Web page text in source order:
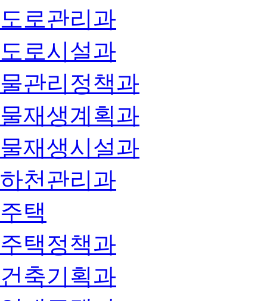
도로관리과
도로시설과
물관리정책과
물재생계획과
물재생시설과
하천관리과
주택
주택정책과
건축기획과